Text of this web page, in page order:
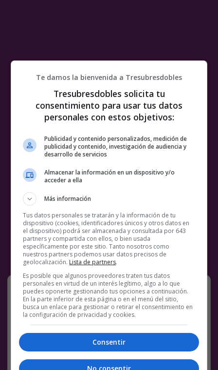
Baan Bubble, una casa bizarra en
Kharkiv, Ucrania
Te damos la bienvenida a Tresubresdobles
Tresubresdobles solicita tu
consentimiento para usar tus datos
personales con estos objetivos:
Publicidad y contenido personalizados, medición de
publicidad y contenido, investigación de audiencia y
desarrollo de servicios
Almacenar la información en un dispositivo y/o
acceder a ella
Más información
Tus datos personales se tratarán y la información de tu
dispositivo (cookies, identificadores únicos y otros datos en
el dispositivo) podrá ser almacenada y consultada por 643
partners y compartida con ellos, o bien usada
específicamente por este sitio. Tanto nosotros como
nuestros partners podemos usar datos precisos de
geolocalización. Lista de partners.
Es posible que algunos proveedores traten tus datos
personales en virtud de un interés legítimo, algo a lo que
puedes oponerte gestionando tus opciones a continuación.
En la parte inferior de esta página o en el menú del sitio,
busca un enlace para gestionar o retirar el consentimiento en
la configuración de privacidad y cookies.
Consentir